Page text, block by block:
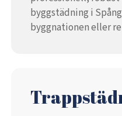
byggstädning i
byggnationen eller